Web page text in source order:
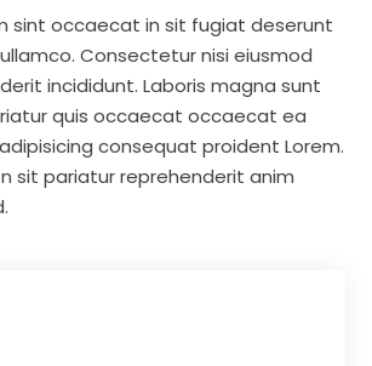
sint occaecat in sit fugiat deserunt
Consectetur nisi eiusmod
incididunt. Laboris magna sunt
quis occaecat occaecat ea
consequat proident Lorem.
sit pariatur reprehenderit anim